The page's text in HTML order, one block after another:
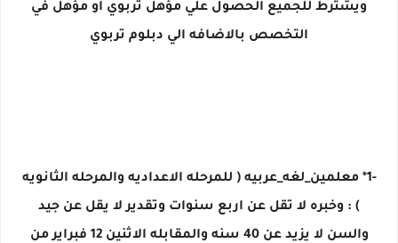
ويشترط للجميع الحصول علي مؤهل تربوي او مؤهل في
التخصص بالاضافه الي دبلوم تربوي
-1* معلمين_لغه_عربيه ( للمرحله الاعداديه والمرحله الثانويه
) : وخبره لا تقل عن اربع سنوات وتقدير لا يقل عن جيد
والسن لا يزيد عن 40 سنه والمقابله الاثنين 12 فبراير من